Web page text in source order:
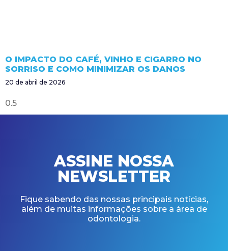
O IMPACTO DO CAFÉ, VINHO E CIGARRO NO
SORRISO E COMO MINIMIZAR OS DANOS
20 de abril de 2026
ASSINE NOSSA
NEWSLETTER
Fique sabendo das nossas principais notícias,
além de muitas informações sobre a área de
odontologia.